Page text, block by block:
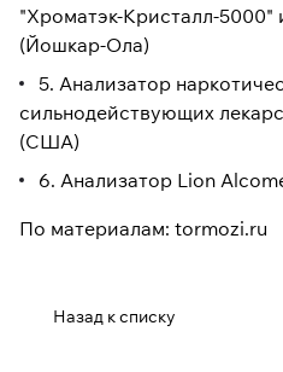
"Хроматэк-Кристалл-
(Йошкар-Ола)
5. Анализатор
сильнодействующих
(США)
6. Анализатор Lion
По материалам: tormozi.ru
Назад к списку